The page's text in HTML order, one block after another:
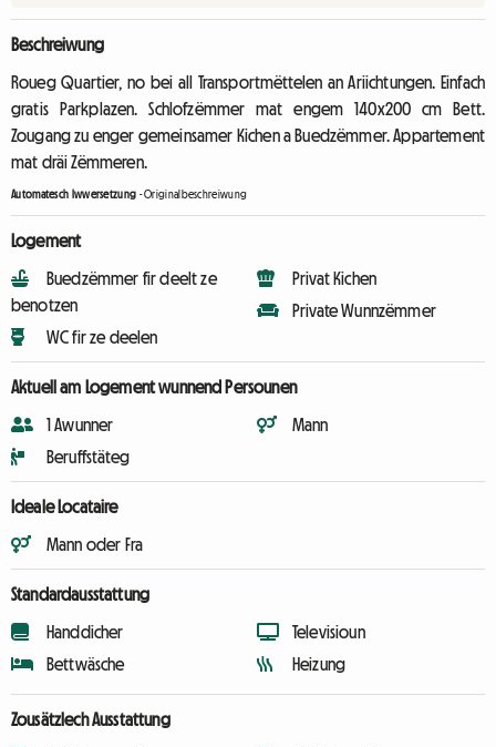
Beschreiwung
Roueg Quartier, no bei all Transportmëttelen an Ariichtungen. Einfach
gratis Parkplazen. Schlofzëmmer mat engem 140x200 cm Bett.
Zougang zu enger gemeinsamer Kichen a Buedzëmmer. Appartement
mat dräi Zëmmeren.
Automatesch Iwwersetzung -Originalbeschreiwung
Logement
Buedzëmmer fir deelt ze
benotzen
WC fir ze deelen
Privat Kichen
Private Wunnzëmmer
Aktuell am Logement wunnend Persounen
1 Awunner
Beruffstäteg
Mann
Ideale Locataire
Mann oder Fra
Standardausstattung
Handdicher
Bettwäsche
Televisioun
Heizung
Zousätzlech Ausstattung